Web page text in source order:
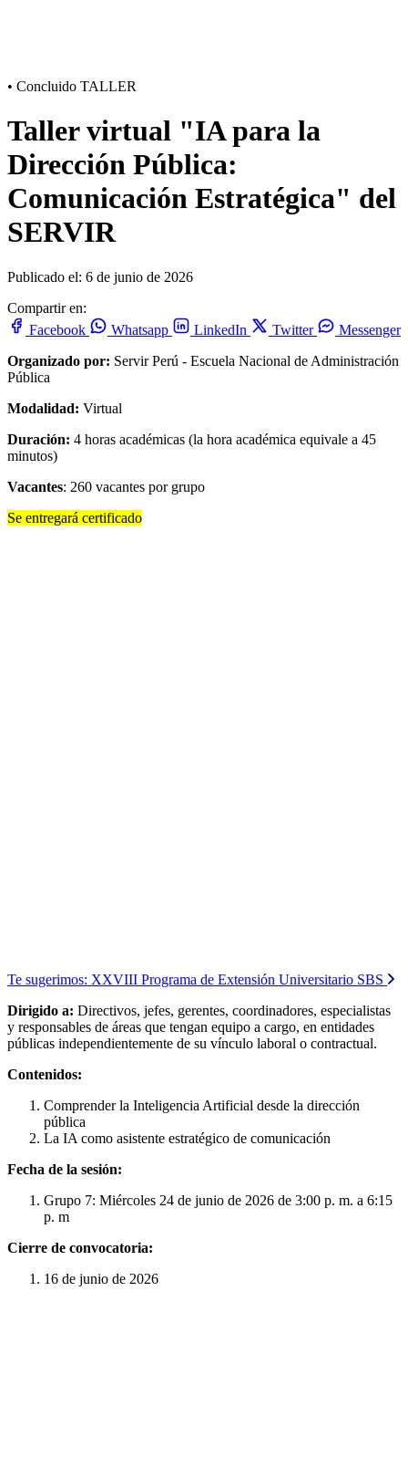
• Concluido TALLER
Taller virtual "IA para la
Dirección Pública:
Comunicación Estratégica" del
SERVIR
Publicado el: 6 de junio de 2026
Compartir en:
Facebook
Whatsapp LinkedIn Twitter
Messenger
Organizado por: Servir Perú - Escuela Nacional de Administración
Pública
Modalidad: Virtual
Duración: 4 horas académicas (la hora académica equivale a 45
minutos)
Vacantes: 260 vacantes por grupo
Se entregará certificado
Te sugerimos: XXVIII Programa de Extensión Universitario SBS
Dirigido a: Directivos, jefes, gerentes, coordinadores, especialistas
y responsables de áreas que tengan equipo a cargo, en entidades
públicas independientemente de su vínculo laboral o contractual.
Contenidos:
Comprender la Inteligencia Artificial desde la dirección
pública
La IA como asistente estratégico de comunicación
Fecha de la sesión:
Grupo 7: Miércoles 24 de junio de 2026 de 3:00 p. m. a 6:15
p. m
Cierre de convocatoria:
16 de junio de 2026